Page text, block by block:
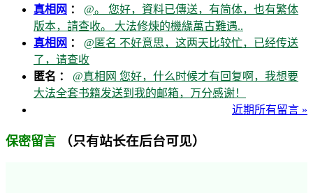
真相网 ： @。 您好，資料已傳送，有简体，也有繁体
版本，請查收。 大法修煉的機緣萬古難遇..
真相网 ： @匿名 不好意思，这两天比较忙，已经传送
了，请查收
匿名 ： @真相网 您好，什么时候才有回复啊，我想要
大法全套书籍发送到我的邮箱，万分感谢！
近期所有留言 »
保密留言 （只有站长在后台可见）